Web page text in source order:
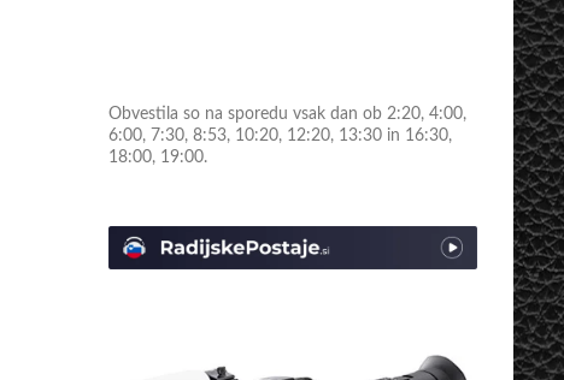
Obvestila so na sporedu vsak dan ob 2:20, 4:00,
6:00, 7:30, 8:53, 10:20, 12:20, 13:30 in 16:30,
18:00, 19:00.